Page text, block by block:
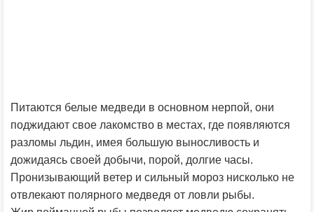
Питаются белые медведи в основном нерпой, они
поджидают свое лакомство в местах, где появляются
разломы льдин, имея большую выносливость и
дожидаясь своей добычи, порой, долгие часы.
Пронизывающий ветер и сильный мороз нисколько не
отвлекают полярного медведя от ловли рыбы.